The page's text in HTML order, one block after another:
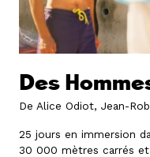
Des
De Alice Odiot, Jean-
25 jours en immersion
30 000 mètres carrés